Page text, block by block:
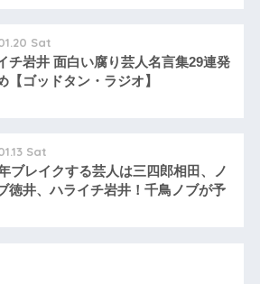
Sat
チ岩井 面白い腐り芸人名言集29連発
【ゴッドタン・ラジオ】
Sat
ブレイクする芸人は三四郎相田、ノ
徳井、ハライチ岩井！千鳥ノブが予